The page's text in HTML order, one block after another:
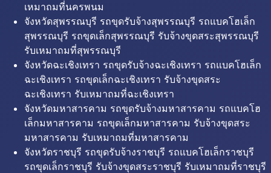
เหมาถมที่นครพนม
จังหวัดสุพรรณบุรี รถขุดรับจ้างสุพรรณบุรี รถแบคโฮเล็ก
สุพรรณบุรี รถขุดเล็กสุพรรณบุรี รับจ้างขุดสระสุพรรณบุรี
รับเหมาถมที่สุพรรณบุรี
จังหวัดฉะเชิงเทรา รถขุดรับจ้างฉะเชิงเทรา รถแบคโฮเล็ก
ฉะเชิงเทรา รถขุดเล็กฉะเชิงเทรา รับจ้างขุดสระ
ฉะเชิงเทรา รับเหมาถมที่ฉะเชิงเทรา
จังหวัดมหาสารคาม รถขุดรับจ้างมหาสารคาม รถแบคโฮ
เล็กมหาสารคาม รถขุดเล็กมหาสารคาม รับจ้างขุดสระ
มหาสารคาม รับเหมาถมที่มหาสารคาม
จังหวัดราชบุรี รถขุดรับจ้างราชบุรี รถแบคโฮเล็กราชบุรี
รถขุดเล็กราชบุรี รับจ้างขุดสระราชบุรี รับเหมาถมที่ราชบุรี